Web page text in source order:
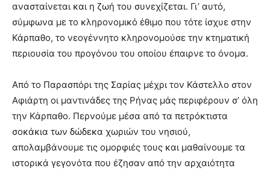
ανασταίνεται και η ζωή του συνεχίζεται. Γι’ αυτό,
σύμφωνα με το κληρονομικό έθιμο που τότε ίσχυε στην
Κάρπαθο, το νεογέννητο κληρονομούσε την κτηματική
περιουσία του προγόνου του οποίου έπαιρνε το όνομα.
Από το Παρασπόρι της Σαρίας μέχρι τον Κάστελλο στον
Αφιάρτη οι μαντινάδες της Ρήνας μάς περιφέρουν σ’ όλη
την Κάρπαθο. Περνούμε μέσα από τα πετρόκτιστα
σοκάκια των δώδεκα χωριών του νησιού,
απολαμβάνουμε τις ομορφιές τους και μαθαίνουμε τα
ιστορικά γεγονότα που έζησαν από την αρχαιότητα